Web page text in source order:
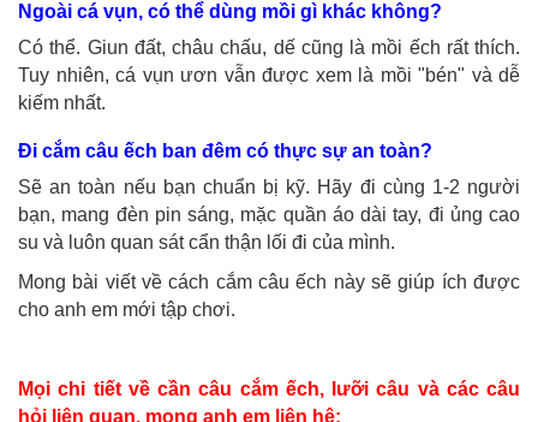
Ngoài cá vụn, có thể dùng mồi gì khác không?
Có thể. Giun đất, châu chấu, dế cũng là mồi ếch rất thích.
Tuy nhiên, cá vụn ươn vẫn được xem là mồi "bén" và dễ
kiếm nhất.
Đi cắm câu ếch ban đêm có thực sự an toàn?
Sẽ an toàn nếu bạn chuẩn bị kỹ. Hãy đi cùng 1-2 người
bạn, mang đèn pin sáng, mặc quần áo dài tay, đi ủng cao
su và luôn quan sát cẩn thận lối đi của mình.
Mong bài viết về cách cắm câu ếch này sẽ giúp ích được
cho anh em mới tập chơi.
Mọi chi tiết về cần câu cắm ếch, lưỡi câu và các câu
hỏi liên quan, mong anh em liên hệ: